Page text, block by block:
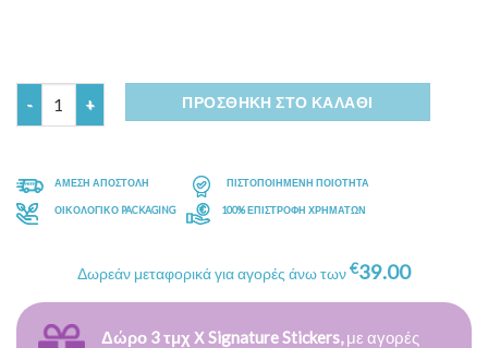
Ποσότητα ΠΡΟΣΘΉΚΗ ΣΤΟ ΚΑΛΆΘΙ
ΑΜΕΣΗ ΑΠΟΣΤΟΛΗ ΠΙΣΤΟΠΟΙΗΜΕΝΗ ΠΟΙΟΤΗΤΑ
ΟΙΚΟΛΟΓΙΚΟ PACKAGING 100% ΕΠΙΣΤΡΟΦΗ ΧΡΗΜΑΤΩΝ
Δωρεάν μεταφορικά για αγορές άνω των€39.00
Δώρο 3 τμχ Χ Signature Stickers,με αγορές